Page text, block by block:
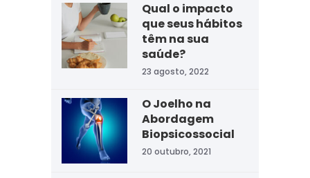
Qual o impacto
que seus hábitos
têm na sua
saúde?
23 agosto, 2022
O Joelho na
Abordagem
Biopsicossocial
20 outubro, 2021